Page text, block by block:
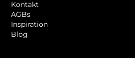
Kontakt
AGBs
Inspiration
Blog